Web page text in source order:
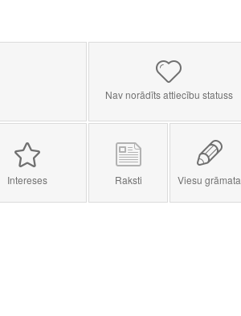
Nav norādīts attiecību statuss
Intereses Raksti Viesu grāmata